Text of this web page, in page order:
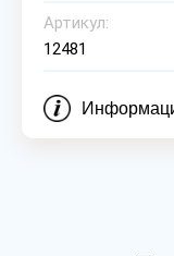
Артикул:
12481